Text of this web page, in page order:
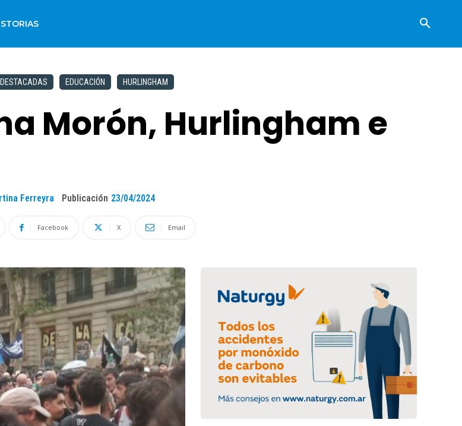
EDUCACIÓN HURLINGHAM
Morón, Hurlingham e
Ferreyra Publicación 23/04/2024
Facebook X Email